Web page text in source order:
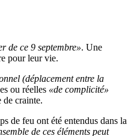
de ce 9 septembre». Une
pour leur vie.
(déplacement entre la
ou réelles «de complicité»
de crainte.
de feu ont été entendus dans la
de ces éléments peut